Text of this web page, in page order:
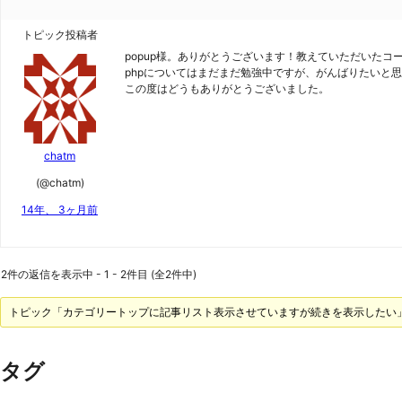
トピック投稿者
chatm
(@chatm)
14年、 3ヶ月前
popup様。ありがとうございます！教えていただいたコ
phpについてはまだまだ勉強中ですが、がんばりたいと
この度はどうもありがとうございました。
2件の返信を表示中 - 1 - 2件目 (全2件中)
トピック「カテゴリートップに記事リスト表示させていますが続きを表示した
タグ